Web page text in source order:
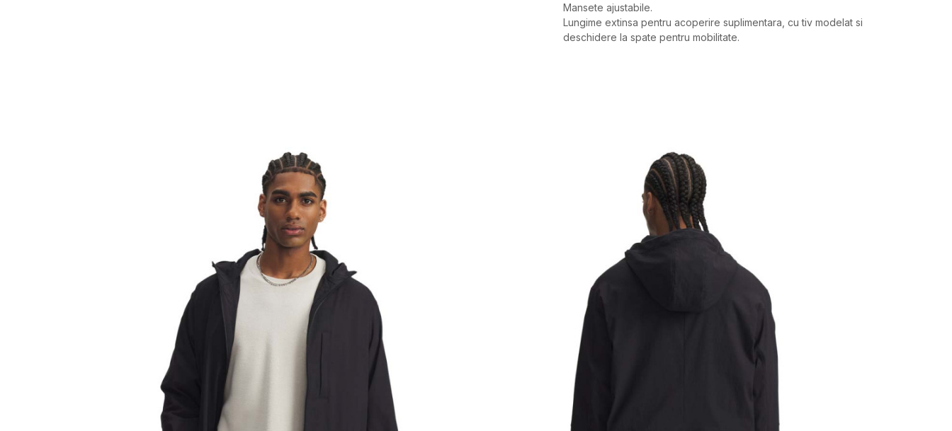
Mansete ajustabile.
Lungime extinsa pentru acoperire suplimentara, cu tiv modelat si
deschidere la spate pentru mobilitate.